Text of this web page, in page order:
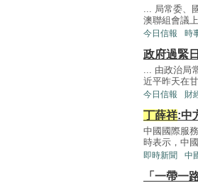
... 局常委、
澳聯組會議上
今日信報 時
政府過緊
... 由政治局
近平昨天在
今日信報 財
丁薛祥:中
中國國際服
時表示，中
即時新聞 中
「一帶一